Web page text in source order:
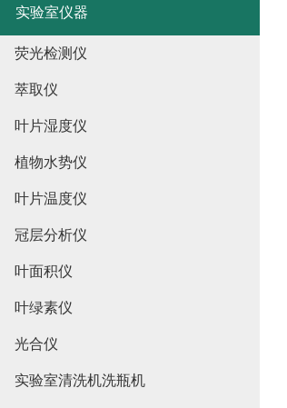
实验室仪器
荧光检测仪
萃取仪
叶片湿度仪
植物水势仪
叶片温度仪
冠层分析仪
叶面积仪
叶绿素仪
光合仪
实验室清洗机洗瓶机